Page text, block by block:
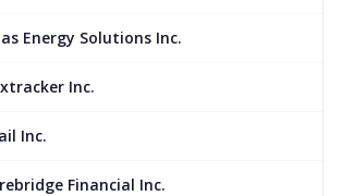
Energy Solutions Inc.
Inc.
Inc.
Financial Inc.